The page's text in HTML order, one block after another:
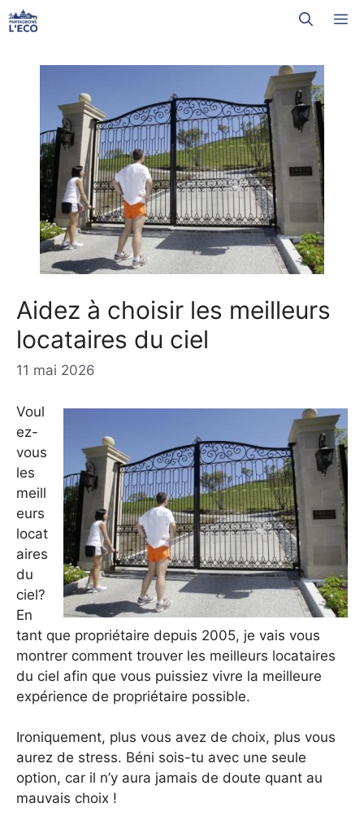
Aller
au
Aidez à choisir les meilleurs
locataires du ciel
11 mai 2026
Voul
ez-
vous
les
meill
eurs
locat
aires
du
ciel?
En
tant que propriétaire depuis 2005, je vais vous
montrer comment trouver les meilleurs locataires
du ciel afin que vous puissiez vivre la meilleure
expérience de propriétaire possible.
Ironiquement, plus vous avez de choix, plus vous
aurez de stress. Béni sois-tu avec une seule
option, car il n’y aura jamais de doute quant au
mauvais choix !